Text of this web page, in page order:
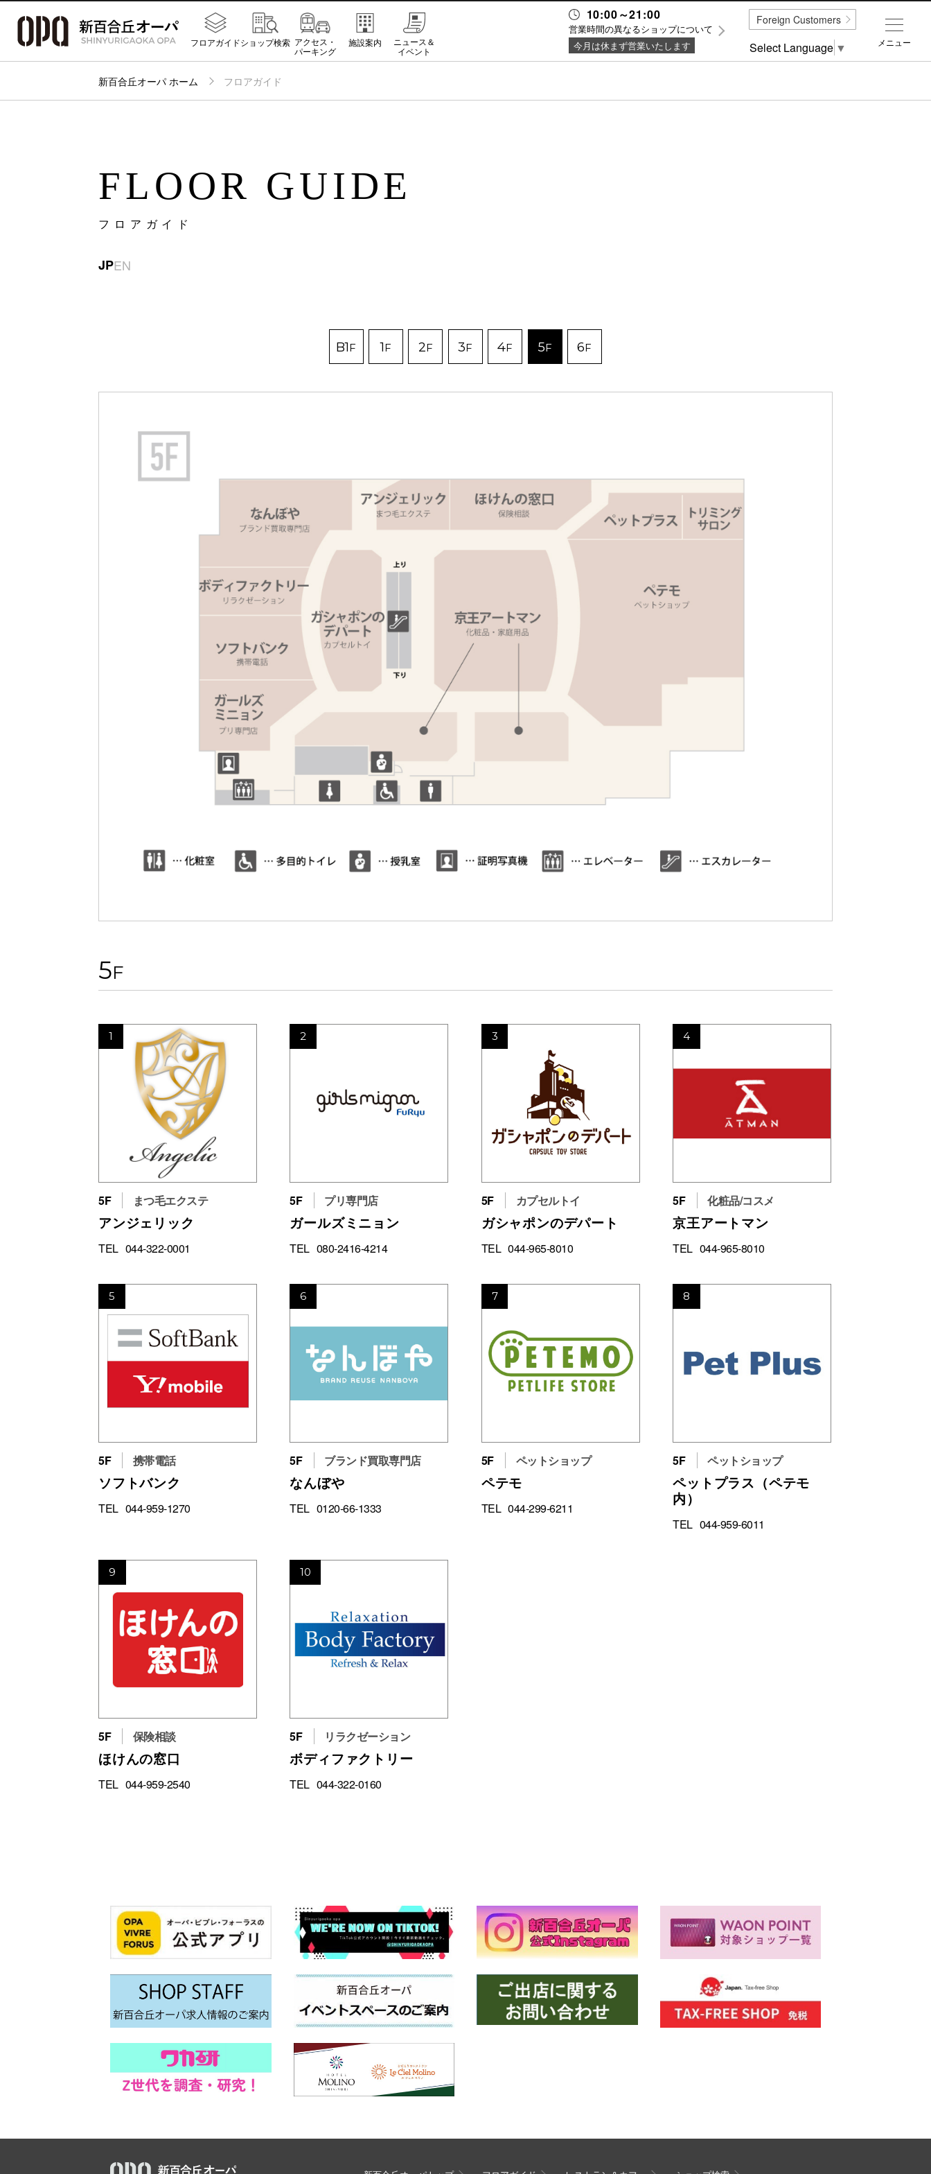
10:00～21:00
営業時間の異なるショップについて
今月は休まず営業いたします
フロアガイドショップ検索 アクセス・
パーキング
施設案内
ニュース＆
イベント
新百合丘オーパ ホーム フロアガイド
FLOOR GUIDE
フロアガイド
JPEN
B1F 1F 2F 3F 4F 5F 6F
5F
1
5F まつ毛エクステ
アンジェリック
TEL 044-322-0001
2
5F プリ専門店
ガールズミニョン
TEL 080-2416-4214
3
5F カプセルトイ
ガシャポンのデパート
TEL 044-965-8010
4
5F 化粧品/コスメ
京王アートマン
TEL 044-965-8010
5
5F 携帯電話
ソフトバンク
TEL 044-959-1270
6
5F ブランド買取専門店
なんぼや
TEL 0120-66-1333
7
5F ペットショップ
ペテモ
TEL 044-299-6211
8
5F ペットショップ
ペットプラス（ペテモ
内）
TEL 044-959-6011
9
5F 保険相談
ほけんの窓口
TEL 044-959-2540
10
5F リラクゼーション
ボディファクトリー
TEL 044-322-0160
メニュー
Foreign Customers
Select Language ▼